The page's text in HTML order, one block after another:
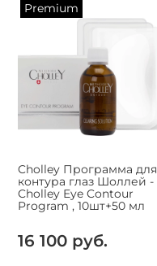
Premium
Cholley Программа для
контура глаз Шоллей -
Cholley Eye Contour
Program , 10шт+50 мл
16 100 руб.